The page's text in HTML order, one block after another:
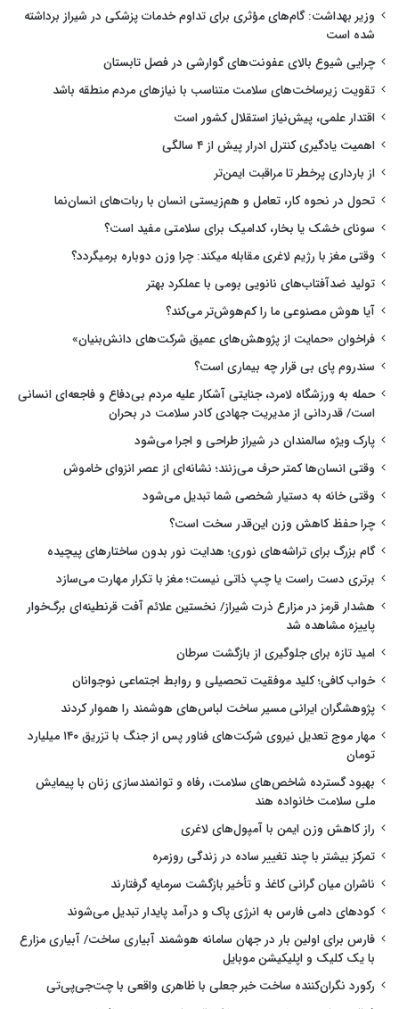
وزیر بهداشت: گام‌های مؤثری برای تداوم خدمات پزشکی در شیراز برداشته
شده است
چرایی شیوع بالای عفونت‌های گوارشی در فصل تابستان
تقویت زیرساخت‌های سلامت متناسب با نیازهای مردم منطقه باشد
اقتدار علمی، پیش‌نیاز استقلال کشور است
اهمیت یادگیری کنترل ادرار پیش از ۴ سالگی
از بارداری پرخطر تا مراقبت ایمن‌تر
تحول در نحوه کار، تعامل و هم‌زیستی انسان با ربات‌های انسان‌نما
سونای خشک یا بخار، کدامیک برای سلامتی مفید است؟
وقتی مغز با رژیم لاغری مقابله میکند: چرا وزن دوباره برمیگردد؟
تولید ضدآفتاب‌های نانویی بومی با عملکرد بهتر
آیا هوش مصنوعی ما را کم‌هوش‌تر می‌کند؟
فراخوان «حمایت از پژوهش‌های عمیق شرکت‌های دانش‌بنیان»
سندروم پای بی قرار چه بیماری است؟
حمله به ورزشگاه لامرد، جنایتی آشکار علیه مردم بی‌دفاع و فاجعه‌ای انسانی
است/ قدردانی از مدیریت جهادی کادر سلامت در بحران
پارک ویژه سالمندان در شیراز طراحی و اجرا می‌شود
وقتی انسان‌ها کمتر حرف می‌زنند؛ نشانه‌ای از عصر انزوای خاموش
وقتی خانه به دستیار شخصی شما تبدیل می‌شود
چرا حفظ کاهش وزن این‌قدر سخت است؟
گام بزرگ برای تراشه‌های نوری؛ هدایت نور بدون ساختارهای پیچیده
برتری دست راست یا چپ ذاتی نیست؛ مغز با تکرار مهارت می‌سازد
هشدار قرمز در مزارع ذرت شیراز/ نخستین علائم آفت قرنطینه‌ای برگ‌خوار
پاییزه مشاهده شد
امید تازه برای جلوگیری از بازگشت سرطان
خواب کافی؛ کلید موفقیت تحصیلی و روابط اجتماعی نوجوانان
پژوهشگران ایرانی مسیر ساخت لباس‌های هوشمند را هموار کردند
مهار موج تعدیل نیروی شرکت‌های فناور پس از جنگ با تزریق ۱۴۰ میلیارد
تومان
بهبود گسترده شاخص‌های سلامت، رفاه و توانمندسازی زنان با پیمایش
ملی سلامت خانواده هند
راز کاهش وزن ایمن با آمپول‌های لاغری
تمرکز بیشتر با چند تغییر ساده در زندگی روزمره
ناشران میان گرانی کاغذ و تأخیر بازگشت سرمایه گرفتارند
کودهای دامی فارس به انرژی پاک و درآمد پایدار تبدیل می‌شوند
فارس برای اولین بار در جهان سامانه هوشمند آبیاری ساخت/ آبیاری مزارع
با یک کلیک و اپلیکیشن موبایل
رکورد نگران‌کننده ساخت خبر جعلی با ظاهری واقعی با چت‌جی‌پی‌تی